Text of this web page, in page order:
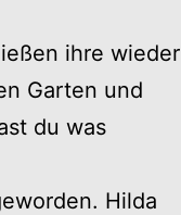
ihre wieder
Garten und
du was
Hilda